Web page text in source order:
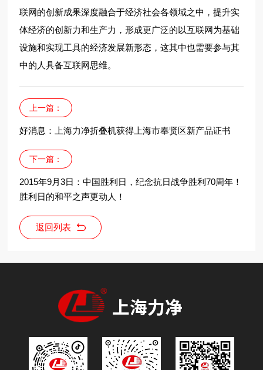
联网的创新成果深度融合于经济社会各领域之中，提升实
体经济的创新力和生产力，形成更广泛的以互联网为基础
设施和实现工具的经济发展新形态，这其中也需要参与其
中的人具备互联网思维。
上一篇：
好消息：上海力净折叠机获得上海市奉贤区新产品证书
下一篇：
2015年9月3日：中国胜利日，纪念抗日战争胜利70周年！
胜利日的和平之声更动人！
返回列表